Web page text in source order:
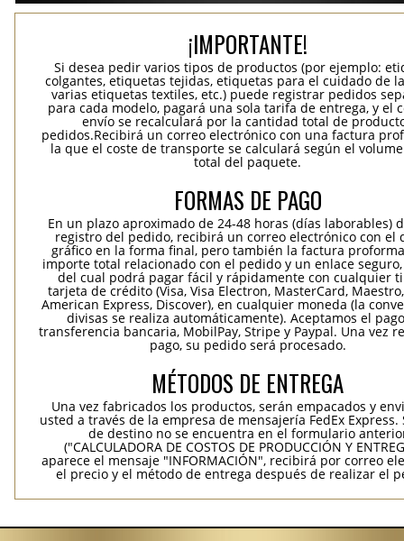
¡IMPORTANTE!
Si desea pedir varios tipos de productos (por ejemplo:
colgantes, etiquetas tejidas, etiquetas para el cuidado de
varias etiquetas textiles, etc.) puede registrar pedidos
para cada modelo, pagará una sola tarifa de entrega, y el
envío se recalculará por la cantidad total de
pedidos.Recibirá un correo electrónico con una factura
la que el coste de transporte se calculará según el
total del paquete.
FORMAS DE PAGO
En un plazo aproximado de 24-48 horas (días laborables)
registro del pedido, recibirá un correo electrónico con el
gráfico en la forma final, pero también la factura
importe total relacionado con el pedido y un enlace
del cual podrá pagar fácil y rápidamente con cualquier
tarjeta de crédito (Visa, Visa Electron, MasterCard,
American Express, Discover), en cualquier moneda (la
divisas se realiza automáticamente). Aceptamos el
transferencia bancaria, MobilPay, Stripe y Paypal. Una vez
pago, su pedido será procesado.
MÉTODOS DE ENTREGA
Una vez fabricados los productos, serán empacados y
usted a través de la empresa de mensajería FedEx Express.
de destino no se encuentra en el formulario
("CALCULADORA DE COSTOS DE PRODUCCIÓN Y
aparece el mensaje "INFORMACIÓN", recibirá por correo
el precio y el método de entrega después de realizar el